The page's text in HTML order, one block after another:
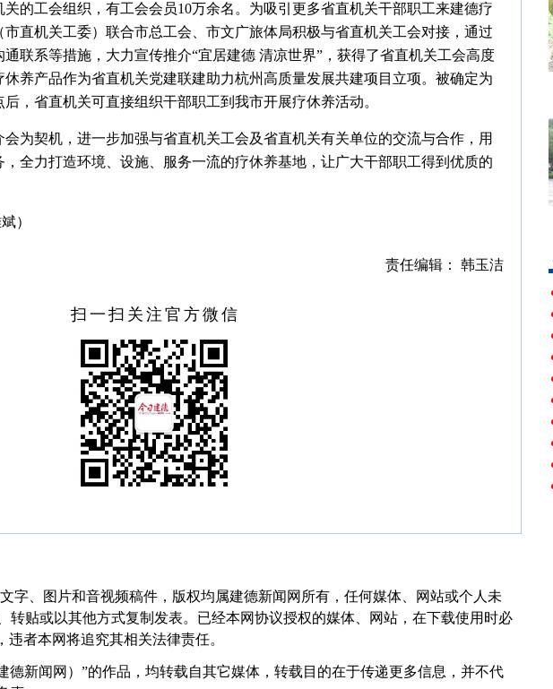
的工会组织，有工会会员10万余名。为吸引更多省直机关干部职工来建德疗
直机关工委）联合市总工会、市文广旅体局积极与省直机关工会对接，通过
联系等措施，大力宣传推介“宜居建德 清凉世界”，获得了省直机关工会高度
养产品作为省直机关党建联建助力杭州高质量发展共建项目立项。被确定为
，省直机关可直接组织干部职工到我市开展疗休养活动。
为契机，进一步加强与省直机关工会及省直机关有关单位的交流与合作，用
全力打造环境、设施、服务一流的疗休养基地，让广大干部职工得到优质的
）
责任编辑： 韩玉洁
扫一扫关注官方微信
字、图片和音视频稿件，版权均属建德新闻网所有，任何媒体、网站或个人未
转贴或以其他方式复制发表。已经本网协议授权的媒体、网站，在下载使用时必
者本网将追究其相关法律责任。
新闻网）”的作品，均转载自其它媒体，转载目的在于传递更多信息，并不代